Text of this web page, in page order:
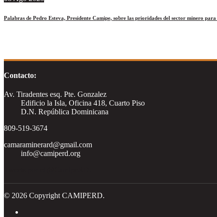
Palabras de Pedro Esteva, Presidente Camipe, sobre las prioridades del sector minero
Contacto:
Av. Tiradentes esq. Pte. Gonzalez
Edificio la Isla, Oficina 418, Cuarto Piso
D.N. República Dominicana
809-519-3674
camaraminerard@gmail.com
info@camiperd.org
© 2026 Copyright CAMIPERD.